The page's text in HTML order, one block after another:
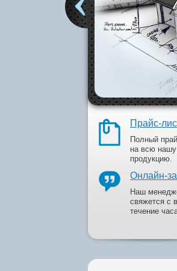
Прайс-
Полный
на всю нашу
продукцию.
Онлайн-
Наш
свяжется с
течение